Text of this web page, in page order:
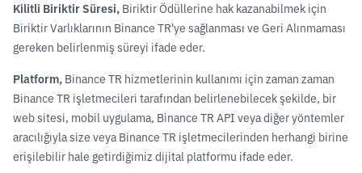
Kilitli Biriktir Süresi, Biriktir Ödüllerine hak kazanabilmek için
Biriktir Varlıklarının Binance TR'ye sağlanması ve Geri Alınmaması
gereken belirlenmiş süreyi ifade eder.
Platform, Binance TR hizmetlerinin kullanımı için zaman zaman
Binance TR işletmecileri tarafından belirlenebilecek şekilde, bir
web sitesi, mobil uygulama, Binance TR API veya diğer yöntemler
aracılığıyla size veya Binance TR işletmecilerinden herhangi birine
erişilebilir hale getirdiğimiz dijital platformu ifade eder.